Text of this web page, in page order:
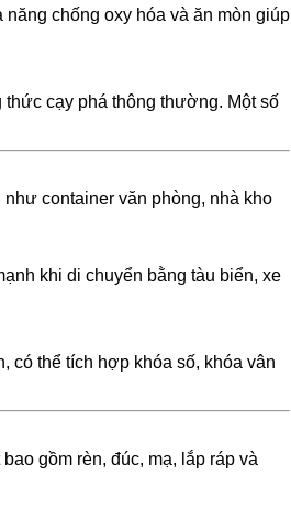
chống oxy hóa và ăn mòn giúp
cạy phá thông thường. Một số
container văn phòng, nhà kho
khi di chuyển bằng tàu biển, xe
có thể tích hợp khóa số, khóa vân
gồm rèn, đúc, mạ, lắp ráp và